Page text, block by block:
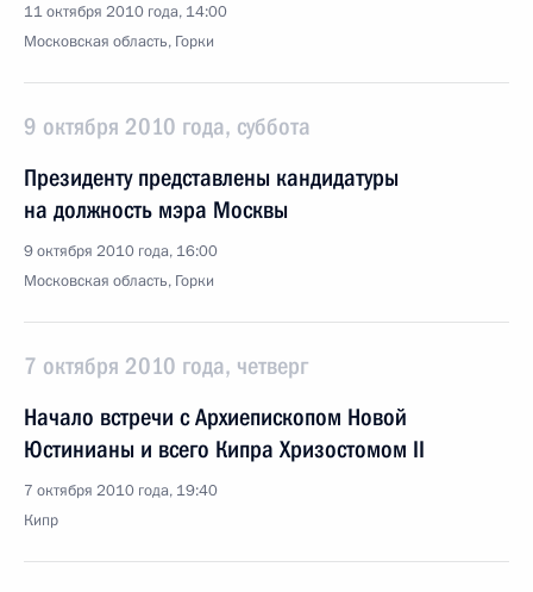
11 октября 2010 года, 14:00
Московская область, Горки
9 октября 2010 года, суббота
Президенту представлены кандидатуры
на должность мэра Москвы
9 октября 2010 года, 16:00
Московская область, Горки
7 октября 2010 года, четверг
Начало встречи с Архиепископом Новой
Юстинианы и всего Кипра Хризостомом II
7 октября 2010 года, 19:40
Кипр